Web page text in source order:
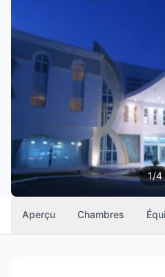
1/4
Aperçu Chambres